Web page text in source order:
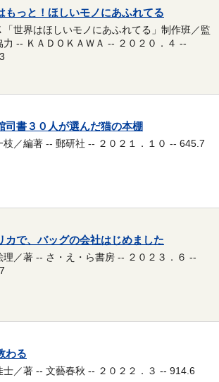
もっと！ほしいモノにあふれてる
「世界はほしいモノにあふれてる」制作班／監
力 -- ＫＡＤＯＫＡＷＡ -- ２０２０．４ --
司書３０人が選んだ猫の本棚
枝／編著 -- 郵研社 -- ２０２１．１０ -- 645.7
カで、バッグの会社はじめました
理／著 -- さ・え・ら書房 -- ２０２３．６ --
わる
士／著 -- 文藝春秋 -- ２０２２．３ -- 914.6